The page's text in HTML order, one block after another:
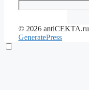
© 2026 antiCEKTA.ru
GeneratePress